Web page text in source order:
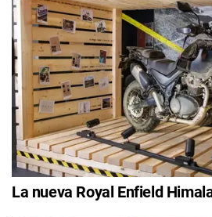
La nueva Royal Enfield